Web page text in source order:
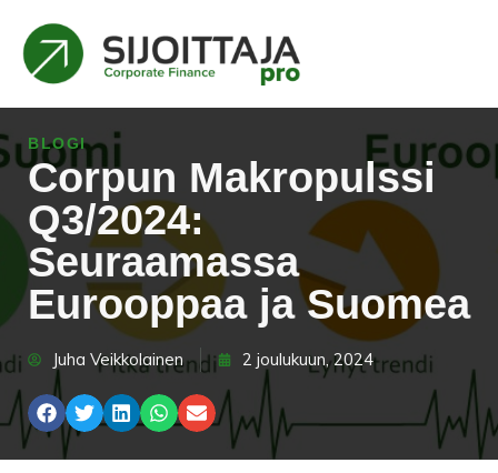
BLOGI
Corpun Makropulssi
Q3/2024:
Seuraamassa
Eurooppaa ja Suomea
Juha Veikkolainen 2 joulukuun, 2024